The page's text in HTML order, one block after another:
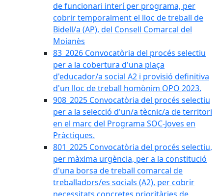
de funcionari interí per programa, per
cobrir temporalment el lloc de treball de
Bidell/a (AP), del Consell Comarcal del
Moianès
83_2026 Convocatòria del procés selectiu
per a la cobertura d'una plaça
d'educador/a social A2 i provisió definitiva
d'un lloc de treball homònim OPO 2023.
908_2025 Convocatòria del procés selectiu
per a la selecció d'un/a tècnic/a de territori
en el marc del Programa SOC-Joves en
Pràctiques.
801_2025 Convocatòria del procés selectiu,
per màxima urgència, per a la constitució
d'una borsa de treball comarcal de
treballadors/es socials (A2), per cobrir